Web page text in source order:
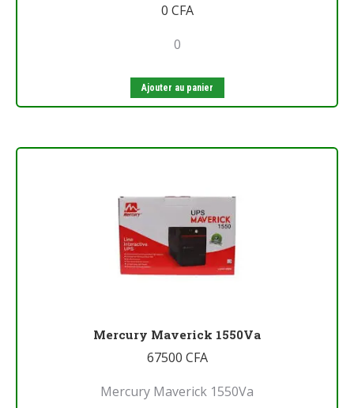
0 CFA
0
Ajouter au panier
Mercury Maverick 1550Va
67500 CFA
Mercury Maverick 1550Va